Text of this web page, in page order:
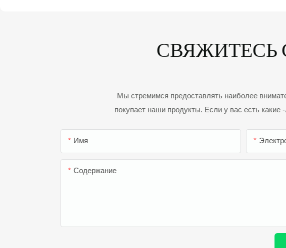
СВЯЖИТЕСЬ
Мы стремимся предоставлять наиболее
покупает наши продукты. Если у вас есть
Имя
Содержание